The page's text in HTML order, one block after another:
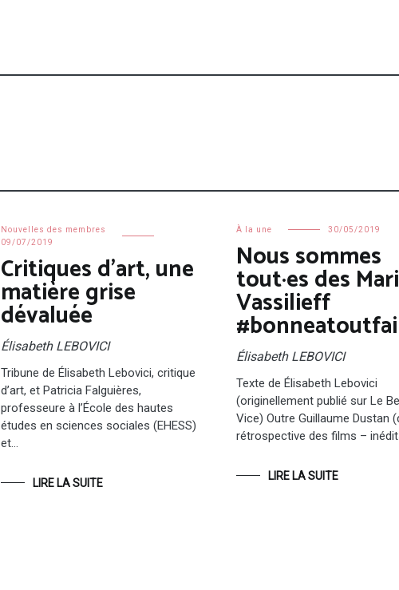
Nouvelles des membres
09/07/2019
Critiques d’art, une
matière grise
dévaluée
Élisabeth LEBOVICI
Tribune de Élisabeth Lebovici, critique
d’art, et Patricia Falguières,
professeure à l’École des hautes
études en sciences sociales (EHESS)
et…
LIRE LA SUITE
À la une 30/05/2019
Nous sommes
tout·es des
Vassilieff
Élisabeth LEBOVICI
Texte de Élisabeth Lebovici
(originellement publié sur Le
Vice) Outre Guillaume Dustan
rétrospective des films –
LIRE LA SUITE